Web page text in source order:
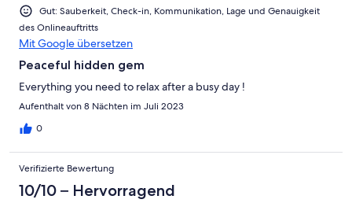
Gut: Sauberkeit, Check-in, Kommunikation, Lage und Genauigkeit
des Onlineauftritts
Mit Google übersetzen
Peaceful hidden gem
Everything you need to relax after a busy day !
Aufenthalt von 8 Nächten im Juli 2023
0
Verifizierte Bewertung
10/10 – Hervorragend